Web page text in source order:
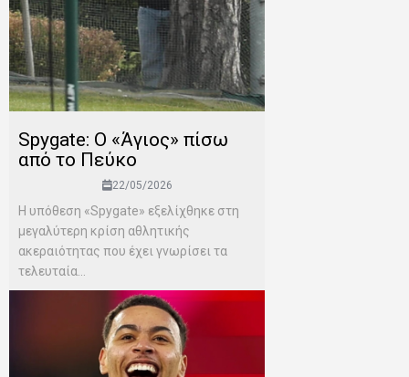
Spygate: Ο «Άγιος» πίσω
από το Πεύκο
22/05/2026
Η υπόθεση «Spygate» εξελίχθηκε στη
μεγαλύτερη κρίση αθλητικής
ακεραιότητας που έχει γνωρίσει τα
τελευταία...